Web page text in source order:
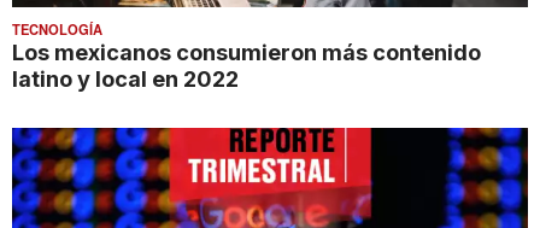
TECNOLOGÍA
Los mexicanos consumieron más contenido
latino y local en 2022